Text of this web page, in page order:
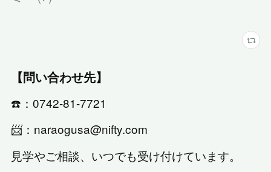
【問い合わせ先】
☎️：0742-81-7721
📨：naraogusa@nifty.com
見学やご相談、いつでも受け付けています。